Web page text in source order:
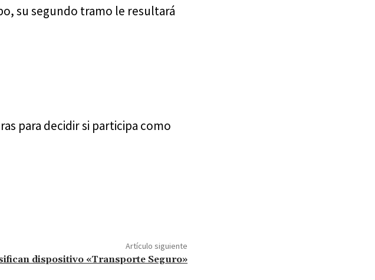
su segundo tramo le resultará
para decidir si participa como
Artículo siguiente
dispositivo «Transporte Seguro»